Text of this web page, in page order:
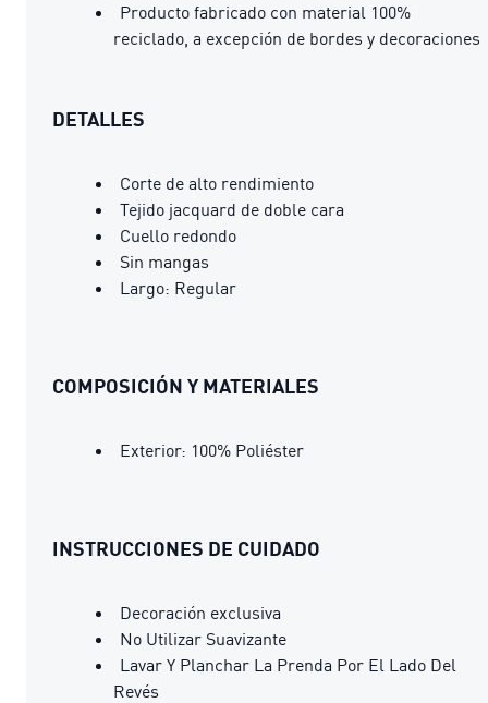
Producto fabricado con material 100%
reciclado, a excepción de bordes y decoraciones
DETALLES
Corte de alto rendimiento
Tejido jacquard de doble cara
Cuello redondo
Sin mangas
Largo: Regular
COMPOSICIÓN Y MATERIALES
Exterior: 100% Poliéster
INSTRUCCIONES DE CUIDADO
Decoración exclusiva
No Utilizar Suavizante
Lavar Y Planchar La Prenda Por El Lado Del
Revés